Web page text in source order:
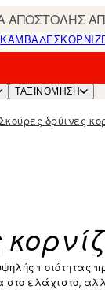
ΚΑΜΒΆΔΕΣ
ΤΑΞΙΝΌΜΗΣΗ
Σκούρες δρύινες
ελάχιστο,